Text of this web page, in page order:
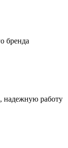
бренда
надежную работу